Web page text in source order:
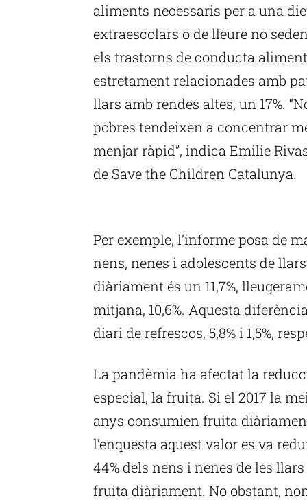
aliments necessaris per a una
extraescolars o de lleure no
els trastorns de conducta
estretament relacionades amb
llars amb rendes altes, un 17%.
pobres tendeixen a concentrar
menjar ràpid”, indica Emilie
de Save the Children Catalunya.
Per exemple, l’informe posa de
nens, nenes i adolescents de
diàriament és un 11,7%,
mitjana, 10,6%. Aquesta
diari de refrescos, 5,8% i 1,5%,
La pandèmia ha afectat la
especial, la fruita. Si el 2017 la
anys consumien fruita
l’enquesta aquest valor es va
44% dels nens i nenes de les
fruita diàriament. No obstant,